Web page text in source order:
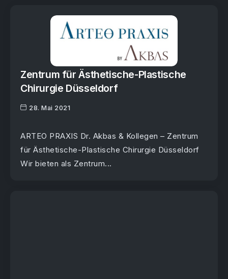
Zentrum für Ästhetische-Plastische
Chirurgie Düsseldorf
28. Mai 2021
ARTEO PRAXIS Dr. Akbas & Kollegen – Zentrum
für Ästhetische-Plastische Chirurgie Düsseldorf
Wir bieten als Zentrum...